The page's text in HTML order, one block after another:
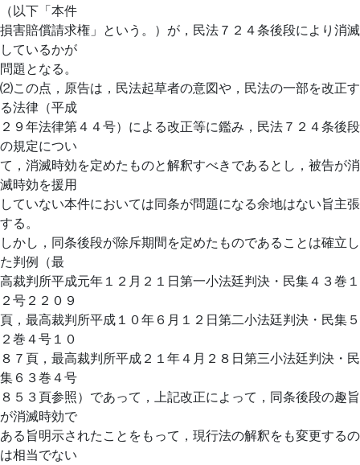
（以下「本件
損害賠償請求権」という。）が，民法７２４条後段により消滅
しているかが
問題となる。
⑵この点，原告は，民法起草者の意図や，民法の一部を改正す
る法律（平成
２９年法律第４４号）による改正等に鑑み，民法７２４条後段
の規定につい
て，消滅時効を定めたものと解釈すべきであるとし，被告が消
滅時効を援用
していない本件においては同条が問題になる余地はない旨主張
する。
しかし，同条後段が除斥期間を定めたものであることは確立し
た判例（最
高裁判所平成元年１２月２１日第一小法廷判決・民集４３巻１
２号２２０９
頁，最高裁判所平成１０年６月１２日第二小法廷判決・民集５
２巻４号１０
８７頁，最高裁判所平成２１年４月２８日第三小法廷判決・民
集６３巻４号
８５３頁参照）であって，上記改正によって，同条後段の趣旨
が消滅時効で
ある旨明示されたことをもって，現行法の解釈をも変更するの
は相当でない